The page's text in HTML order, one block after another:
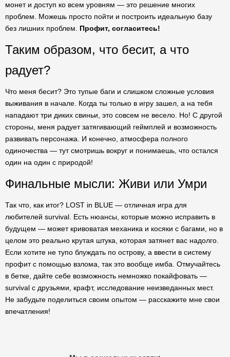
монет и доступ ко всем уровням — это решение многих
проблем. Можешь просто пойти и построить идеальную базу
без лишних проблем. Профит, согласитесь!
Таким образом, что бесит, а что
радует?
Что меня бесит? Это тупые баги и слишком сложные условия
выживания в начале. Когда ты только в игру зашел, а на тебя
нападают три диких свиньи, это совсем не весело. Но! С другой
стороны, меня радует затягивающий геймплей и возможность
развивать персонажа. И конечно, атмосфера полного
одиночества — тут смотришь вокруг и понимаешь, что остался
один на один с природой!
Финальные мысли: Живи или Умри
Так что, как итог? LOST in BLUE — отличная игра для
любителей survival. Есть нюансы, которые можно исправить в
будущем — может кривоватая механика и косяки с багами, но в
целом это реально крутая штука, которая затянет вас надолго.
Если хотите не тупо блуждать по острову, а ввести в систему
профит с помощью взлома, так это вообще имба. Отмучайтесь
в бетке, дайте себе возможность немножко покайфовать —
survival с друзьями, крафт, исследование неизведанных мест.
Не забудьте поделиться своим опытом — расскажите мне свои
впечатления!